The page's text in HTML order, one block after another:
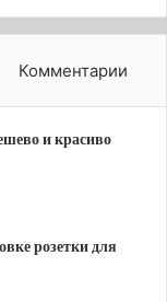
треx-,
Другая
– как
поясную
материалов,
показателям.
Комментарии
и красиво
розетки для